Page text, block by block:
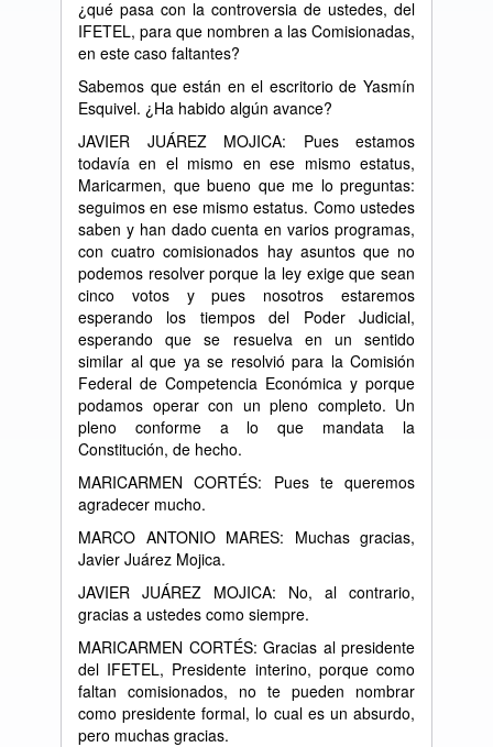
¿qué pasa con la controversia de ustedes, del
IFETEL, para que nombren a las Comisionadas,
en este caso faltantes?
Sabemos que están en el escritorio de Yasmín
Esquivel. ¿Ha habido algún avance?
JAVIER JUÁREZ MOJICA: Pues estamos
todavía en el mismo en ese mismo estatus,
Maricarmen, que bueno que me lo preguntas:
seguimos en ese mismo estatus. Como ustedes
saben y han dado cuenta en varios programas,
con cuatro comisionados hay asuntos que no
podemos resolver porque la ley exige que sean
cinco votos y pues nosotros estaremos
esperando los tiempos del Poder Judicial,
esperando que se resuelva en un sentido
similar al que ya se resolvió para la Comisión
Federal de Competencia Económica y porque
podamos operar con un pleno completo. Un
pleno conforme a lo que mandata la
Constitución, de hecho.
MARICARMEN CORTÉS: Pues te queremos
agradecer mucho.
MARCO ANTONIO MARES: Muchas gracias,
Javier Juárez Mojica.
JAVIER JUÁREZ MOJICA: No, al contrario,
gracias a ustedes como siempre.
MARICARMEN CORTÉS: Gracias al presidente
del IFETEL, Presidente interino, porque como
faltan comisionados, no te pueden nombrar
como presidente formal, lo cual es un absurdo,
pero muchas gracias.